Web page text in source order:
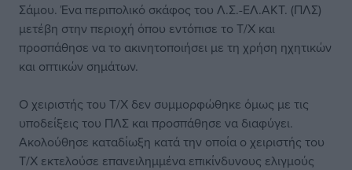
Σάμου. Ένα περιπολικό σκάφος του Λ.Σ.-ΕΛ.ΑΚΤ. (ΠΛΣ)
μετέβη στην περιοχή όπου εντόπισε το Τ/Χ και
προσπάθησε να το ακινητοποιήσει με τη χρήση ηχητικών
και οπτικών σημάτων.
Ο χειριστής του Τ/Χ δεν συμμορφώθηκε όμως με τις
υποδείξεις του ΠΛΣ και προσπάθησε να διαφύγει.
Ακολούθησε καταδίωξη κατά την οποία ο χειριστής του
Τ/Χ εκτελούσε επανειλημμένα επικίνδυνους ελιγμούς